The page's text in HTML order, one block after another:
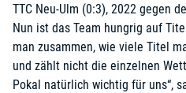
TTC Neu-Ulm (0:3), 2022 gegen
Nun ist das Team hungrig auf
man zusammen, wie viele Titel
und zählt nicht die einzelnen
Pokal natürlich wichtig für uns“,